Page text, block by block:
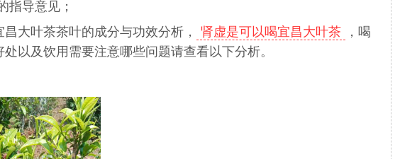
指导意见；
大叶茶茶叶的成分与功效分析，
肾虚是可以喝宜昌大叶茶
，喝
以及饮用需要注意哪些问题请查看以下分析。